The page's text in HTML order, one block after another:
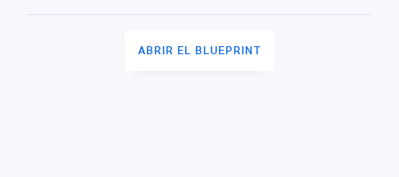
ABRIR EL BLUEPRINT